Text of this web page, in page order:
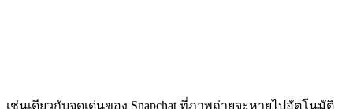
เช่นเดียวกับจุดเด่นของ Snapchat ที่ภาพถ่ายจะหายไปอัตโนมัติ